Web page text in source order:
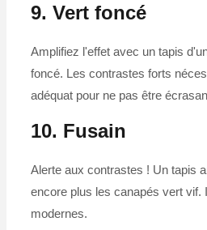
9. Vert foncé
Amplifiez l'effet avec un tapis
foncé. Les contrastes forts
adéquat pour ne pas être
10. Fusain
Alerte aux contrastes ! Un tapis
encore plus les canapés vert vif.
modernes.